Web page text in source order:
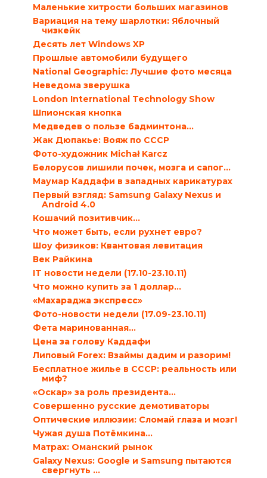
Маленькие хитрости больших магазинов
Вариация на тему шарлотки: Яблочный
чизкейк
Десять лет Windows XP
Прошлые автомобили будущего
National Geographic: Лучшие фото месяца
Неведома зверушка
London International Technology Show
Шпионская кнопка
Медведев о пользе бадминтона…
Жак Дюпакье: Вояж по СССР
Фото-художник Michał Karcz
Белорусов лишили почек, мозга и сапог…
Маумар Каддафи в западных карикатурах
Первый взгляд: Samsung Galaxy Nexus и
Android 4.0
Кошачий позитивчик…
Что может быть, если рухнет евро?
Шоу физиков: Квантовая левитация
Век Райкина
IT новости недели (17.10-23.10.11)
Что можно купить за 1 доллар…
«Махараджа экспресс»
Фото-новости недели (17.09-23.10.11)
Фета маринованная…
Цена за голову Каддафи
Липовый Forex: Взаймы дадим и разорим!
Бесплатное жилье в СССР: реальность или
миф?
«Оскар» за роль президента…
Совершенно русские демотиваторы
Оптические иллюзии: Сломай глаза и мозг!
Чужая душа Потёмкина…
Матрах: Оманский рынок
Galaxy Nexus: Google и Samsung пытаются
свергнуть ...